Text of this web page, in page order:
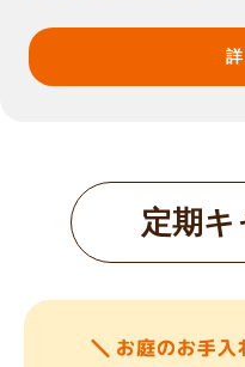
定期